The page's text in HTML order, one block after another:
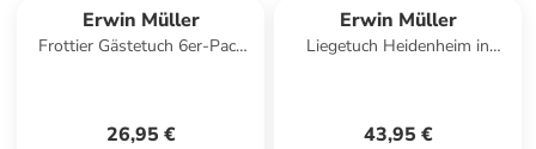
Erwin Müller
Frottier Gästetuch 6er-Pack
26,95 €
Erwin Müller
Liegetuch Heidenheim in
43,95 €